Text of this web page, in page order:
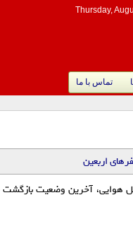
Thursday,
تماس با ما
اربعین
هوایی، آخرین وضعیت بازگشت